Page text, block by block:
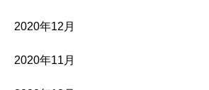
2020年12月
2020年11月